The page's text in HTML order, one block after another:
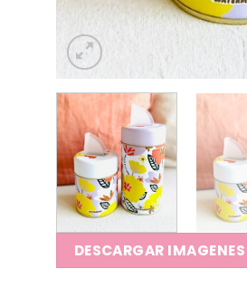
DESCARGAR IMAGENES